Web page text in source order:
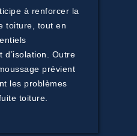
à renforcer la
toiture, tout en
d’isolation. Outre
prévient
les problèmes
toiture.